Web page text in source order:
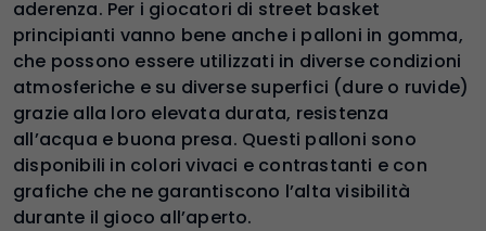
aderenza. Per i giocatori di street basket
principianti vanno bene anche i palloni in gomma,
che possono essere utilizzati in diverse condizioni
atmosferiche e su diverse superfici (dure o ruvide)
grazie alla loro elevata durata, resistenza
all’acqua e buona presa. Questi palloni sono
disponibili in colori vivaci e contrastanti e con
grafiche che ne garantiscono l’alta visibilità
durante il gioco all’aperto.